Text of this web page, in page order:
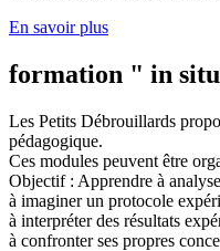
En savoir plus
formation " in
Les Petits Débrouillards
pédagogique.
Ces modules peuvent être
Objectif : Apprendre à
à imaginer un protocole
à interpréter des résultats
à confronter ses propres